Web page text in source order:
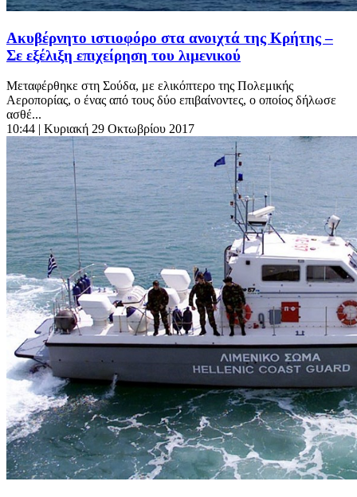
Ακυβέρνητο ιστιοφόρο στα ανοιχτά της Κρήτης –
Σε εξέλιξη επιχείρηση του λιμενικού
Μεταφέρθηκε στη Σούδα, με ελικόπτερο της Πολεμικής
Αεροπορίας, ο ένας από τους δύο επιβαίνοντες, ο οποίος δήλωσε
ασθέ...
10:44 | Κυριακή 29 Οκτωβρίου 2017